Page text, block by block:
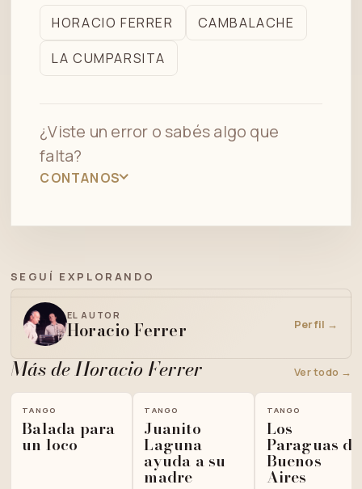
en
archivo
HORACIO FERRER
CAMBALACHE
LA CUMPARSITA
¿Viste un error o sabés algo que
falta?
CONTANOS
SEGUÍ EXPLORANDO
EL AUTOR
Horacio Ferrer Perfil →
Más de Horacio Ferrer Ver todo →
TANGO
Balada para
un loco
TANGO
Juanito
Laguna
ayuda a su
madre
TANGO
Los
Paraguas de
Buenos
Aires